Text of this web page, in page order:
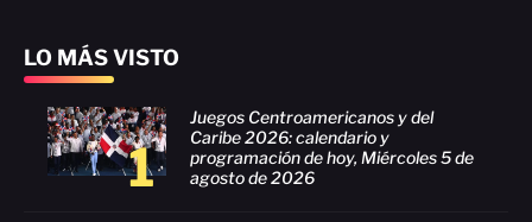
LO MÁS VISTO
1
Juegos Centroamericanos y del
Caribe 2026: calendario y
programación de hoy, Miércoles 5 de
agosto de 2026